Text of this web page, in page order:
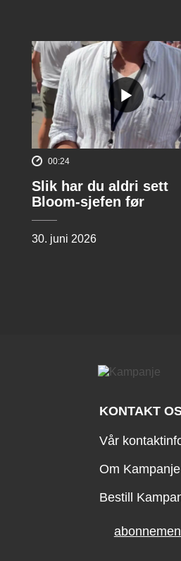
00:24
Slik har du aldri sett
Bloom-sjefen før
30. juni 2026
KONTAKT
Vår
Om
Bestill